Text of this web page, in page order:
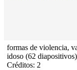
formas de violencia,
idoso (62 diapositivos)
Créditos: 2